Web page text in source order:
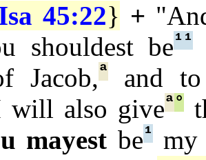
45:22} +
shouldest be¹ ¹
Jacob,ªand to
will also giveª°
mayest be¹my